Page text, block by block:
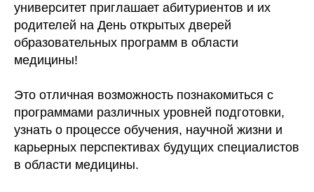
университет приглашает абитуриентов и их
родителей на День открытых дверей
образовательных программ в области
медицины!
Это отличная возможность познакомиться с
программами различных уровней подготовки,
узнать о процессе обучения, научной жизни и
карьерных перспективах будущих специалистов
в области медицины.